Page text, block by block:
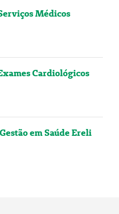
Médicos
Cardiológicos
em Saúde Ereli